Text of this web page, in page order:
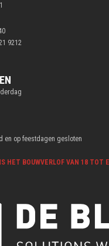
9212
en op feestdagen gesloten
HET BOUWVERLOF VAN 18 TOT